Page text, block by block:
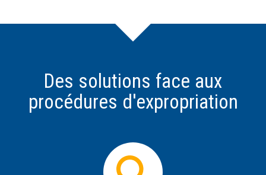
Des solutions face aux
procédures d'expropriation